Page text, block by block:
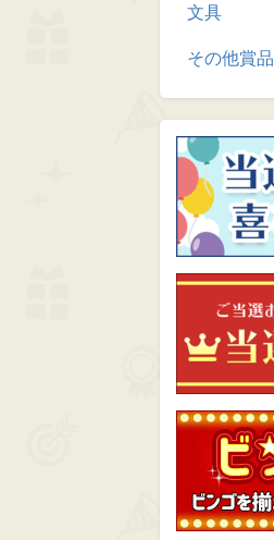
文具
その他賞品